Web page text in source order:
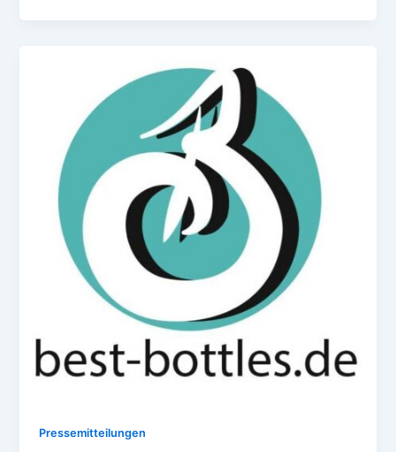
Pressemitteilungen